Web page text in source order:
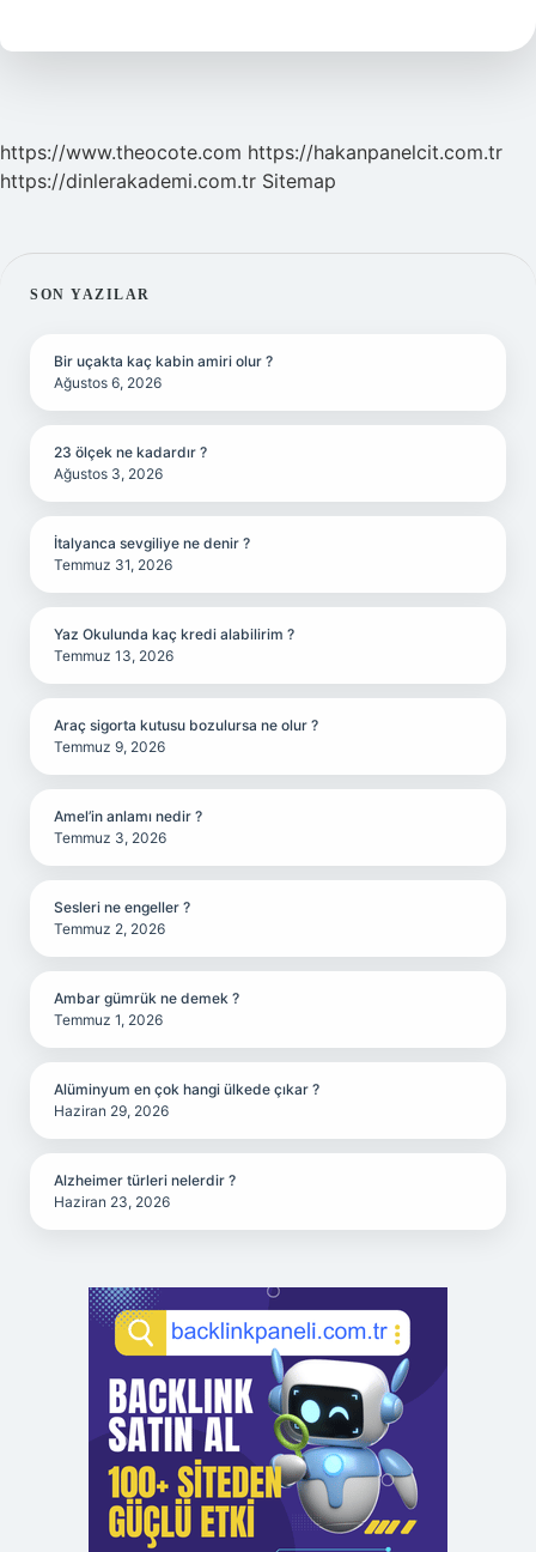
Mı
https://www.theocote.com https://hakanpanelcit.com.tr
https://dinlerakademi.com.tr Sitemap
SIDEBAR
SON YAZILAR
Bir uçakta kaç kabin amiri olur ?
Ağustos 6, 2026
23 ölçek ne kadardır ?
Ağustos 3, 2026
İtalyanca sevgiliye ne denir ?
Temmuz 31, 2026
Yaz Okulunda kaç kredi alabilirim ?
Temmuz 13, 2026
Araç sigorta kutusu bozulursa ne olur ?
Temmuz 9, 2026
Amel’in anlamı nedir ?
Temmuz 3, 2026
Sesleri ne engeller ?
Temmuz 2, 2026
Ambar gümrük ne demek ?
Temmuz 1, 2026
Alüminyum en çok hangi ülkede çıkar ?
Haziran 29, 2026
Alzheimer türleri nelerdir ?
Haziran 23, 2026